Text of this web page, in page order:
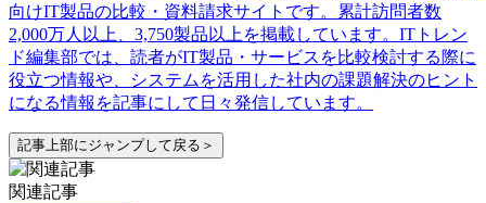
向けIT製品の比較・資料請求サイトです。累計訪問者数
2,000万人以上、3,750製品以上を掲載しています。ITトレン
ド編集部では、読者がIT製品・サービスを比較検討する際に
役立つ情報や、システムを活用した社内の課題解決のヒント
になる情報を記事にして日々発信しています。
記事上部にジャンプして戻る＞
関連記事